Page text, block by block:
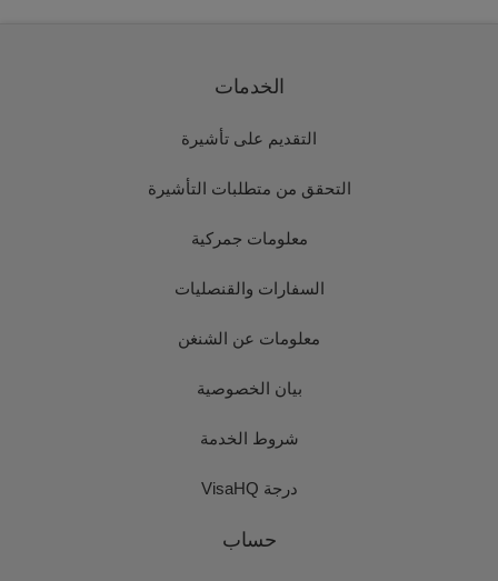
الخدمات
التقديم على تأشيرة
التحقق من متطلبات التأشيرة
معلومات جمركية
السفارات والقنصليات
معلومات عن الشنغن
بيان الخصوصية
شروط الخدمة
درجة VisaHQ
حساب